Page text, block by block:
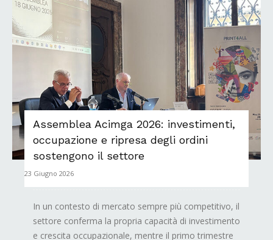
Assemblea Acimga 2026: investimenti,
occupazione e ripresa degli ordini
sostengono il settore
23 Giugno 2026
In un contesto di mercato sempre più competitivo, il
settore conferma la propria capacità di investimento
e crescita occupazionale, mentre il primo trimestre